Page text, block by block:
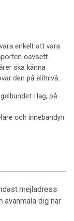
enkelt att vara
oavsett
ska känna
den på elitnivå.
i lag, på
och innebandyn
mejladress
avanmäla dig när